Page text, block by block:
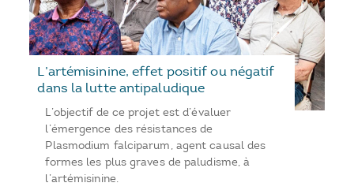
L’artémisinine, effet positif ou négatif
dans la lutte antipaludique
L’objectif de ce projet est d’évaluer
l’émergence des résistances de
Plasmodium falciparum, agent causal des
formes les plus graves de paludisme, à
l’artémisinine.